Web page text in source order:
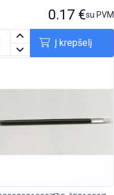
0.17 €su PVM
Į krepšelį